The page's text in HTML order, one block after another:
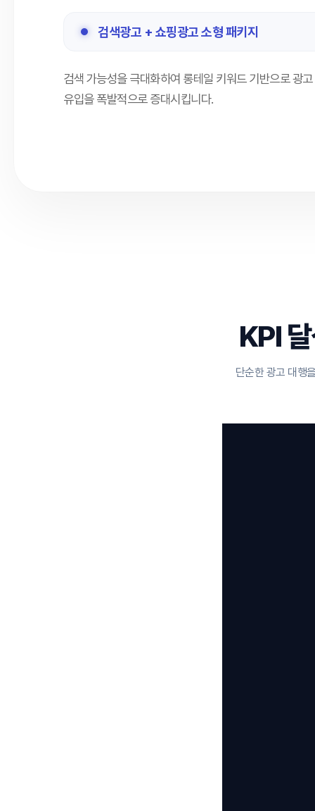
검색광고 + 쇼핑광고 소형 패키지
검색 가능성을 극대화하여 롱테일 키워드 기반으로 광
유입을 폭발적으로 증대시킵니다.
KPI
단순한 광고 대행